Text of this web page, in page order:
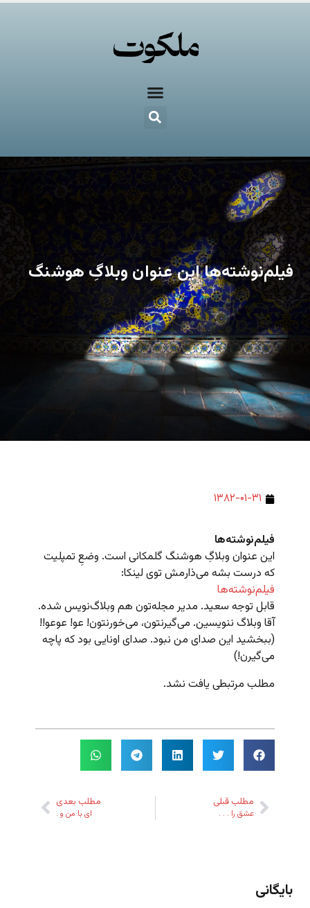
فیلم‌نوشته‌ها این عنوان وبلاگِ هوشنگ
۱۳۸۲-۰۱-۳۱
فیلم‌نوشته‌ها
این عنوان وبلاگِ هوشنگ گلمکانی است. وضعِ تمپلیت
که درست بشه می‌ذارمش توی لینکا:
فیلم‌نوشته‌ها
قابل توجه سعید. مدیر مجله‌تون هم وبلاگ‌نویس شده.
آقا وبلاگ ننویسین. می‌گیرنتون، می‌خورنتون! عو! عوعو!!
(ببخشید این صدای من نبود. صدای اونایی بود که پاچه
می‌گیرن!)
مطلب مرتبطی یافت نشد.
مطلب قبلی
عشق را . . .
مطلب بعدی
ای با من و .
بایگانی